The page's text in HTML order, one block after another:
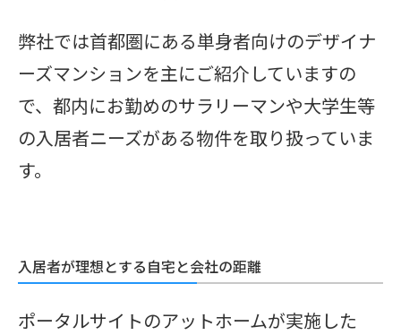
弊社では首都圏にある単身者向けのデザイナ
ーズマンションを主にご紹介していますの
で、都内にお勤めのサラリーマンや大学生等
の入居者ニーズがある物件を取り扱っていま
す。
入居者が理想とする自宅と会社の距離
ポータルサイトのアットホームが実施した